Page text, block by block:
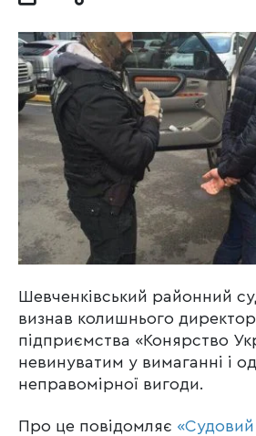
Шевченківський районний
визнав колишнього
підприємства «Конярство
невинуватим у вимаганні і
неправомірної вигоди.
Про це повідомляє